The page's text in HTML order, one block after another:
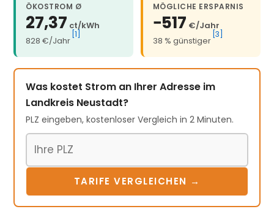
ÖKOSTROM Ø
27,37 ct/kWh
828 €/Jahr
[1]
MÖGLICHE ERSPARNIS
−517 €/Jahr
38 % günstiger
[3]
Was kostet Strom an Ihrer Adresse im
Landkreis Neustadt?
PLZ eingeben, kostenloser Vergleich in 2 Minuten.
TARIFE VERGLEICHEN →